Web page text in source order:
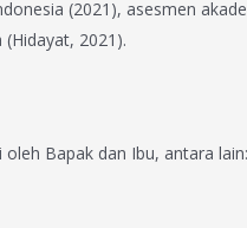
(2021), asesmen
2021).
Bapak dan Ibu, antara lain: